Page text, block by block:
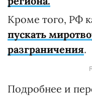
Кроме того, РФ
пускать
разграничения.
Подробнее и